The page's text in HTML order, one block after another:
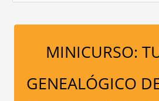
c
MINICURSO:
GENEALÓGICO